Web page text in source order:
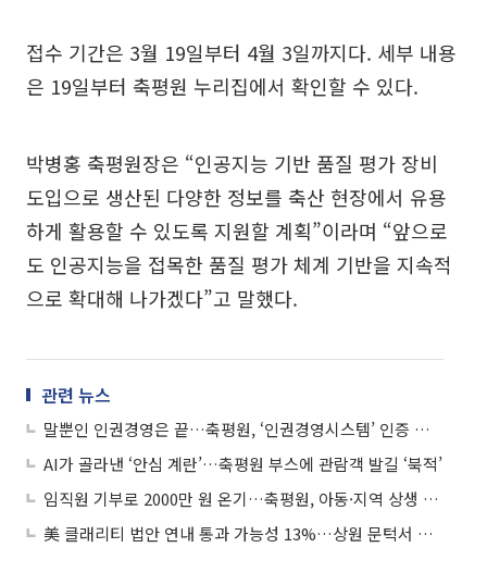
접수 기간은 3월 19일부터 4월 3일까지다. 세부 내용
은 19일부터 축평원 누리집에서 확인할 수 있다.
박병홍 축평원장은 “인공지능 기반 품질 평가 장비
도입으로 생산된 다양한 정보를 축산 현장에서 유용
하게 활용할 수 있도록 지원할 계획”이라며 “앞으로
도 인공지능을 접목한 품질 평가 체계 기반을 지속적
으로 확대해 나가겠다”고 말했다.
관련 뉴스
말뿐인 인권경영은 끝…축평원, ‘인권경영시스템’ 인증 최초 획득
AI가 골라낸 ‘안심 계란’…축평원 부스에 관람객 발길 ‘북적’
임직원 기부로 2000만 원 온기…축평원, 아동·지역 상생 실천
美 클래리티 법안 연내 통과 가능성 13%…상원 문턱서 제동